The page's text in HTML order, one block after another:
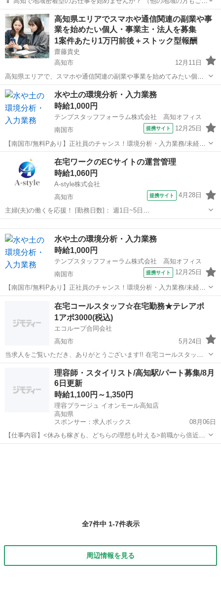
談OK！） 時間や場所に縛られず、自宅でもスタート可能！ 未経験で
もスマホ修理のスキルを学び、収益化の仕組みを共有します。 こんな
方におすすめ...
高知 高知市 その他
高知県エリアでスマホや通信関連の副業や事
業を始めたい個人・事業主・法人を募集
1案件あたり1万円前後＋ストック型報酬
齋藤貴史
高知市
12月11日
高知県エリアで、スマホや通信関連の副業や事業を始めてみたい個
人、事業主、法人の方を募集しています。 （他の地域についてもご相
談ください。） ⚫️ 働く場所や時間は自由！自宅・オフィスでのスター
トも可能 事業を展開す...
高知 その他 成果報酬型
水や土の環境分析・入力業務
時給1,000円
テンプスタッフフォーラム株式会社 高知オフィス
南国市
提携サイト 12月25日
【南国市/無料Pあり】正社員のチャンス！環境分析・入力業務/未経験
OK ■水や土の分析作業(専用装置、顕微鏡使用)■分析結果の入力(日
時・気温・数値等)■集計作業、書類整理・コピーなど 【POINT】
◆しっかりした...
その他
在宅ワークのECサイトの運営管理
時給1,060円
A-style株式会社
高知市
提携サイト 4月28日
主婦(夫)の働くを応援！ [勤務日数]： 週1日~5日
09:30~12:00/10:00~12:30/10:30~13:00/11:00~13:30/11:30~14:00 月/
火/水/木/金 などから選べます [勤務...
水や土の環境分析・入力業務
時給1,000円
テンプスタッフフォーラム株式会社 高知オフィス
南国市
提携サイト 12月25日
【南国市/無料Pあり】正社員のチャンス！環境分析・入力業務/未経験
OK ■水や土の分析作業(専用装置、顕微鏡使用)■分析結果の入力(日
時・気温・数値等)■集計作業、書類整理・コピーなど 【POINT】
◆しっかりした...
その他
在宅コールスタッフ☆在宅勤務★テレアポ
1アポ3000(税込)
エコループ合同会社
高知市
5月24日
当求人をご覧いただき、ありがとうございます!! 在宅コールスタッフ
（テレアポ業務）を募集しています！ 各種ボーナスもご用意しており
ま＾＾ 1日に12件ものアポを取得するスタッフも在籍しています！ お
高知市 その他 スタッフ
理容師・スタイリスト/高知駅/パート募集/8月
6日更新
時給1,100円～1,350円
理容プラージュ イオンモール高知店
高知県
スポンサー：求人ボックス
08月06日
【仕事内容】<休みも稼ぎも、どちらの理想も叶える>前職から倍近い
給与になったスタッフも多数 <募集職種> 理容師 <仕事内容> 様々なお
全7件中 1-7件表示
周辺情報を見る